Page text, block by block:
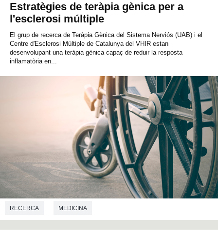
Estratègies de teràpia gènica per a
l'esclerosi múltiple
El grup de recerca de Teràpia Gènica del Sistema Nerviós (UAB) i el
Centre d'Esclerosi Múltiple de Catalunya del VHIR estan
desenvolupant una teràpia gènica capaç de reduir la resposta
inflamatòria en...
RECERCA MEDICINA